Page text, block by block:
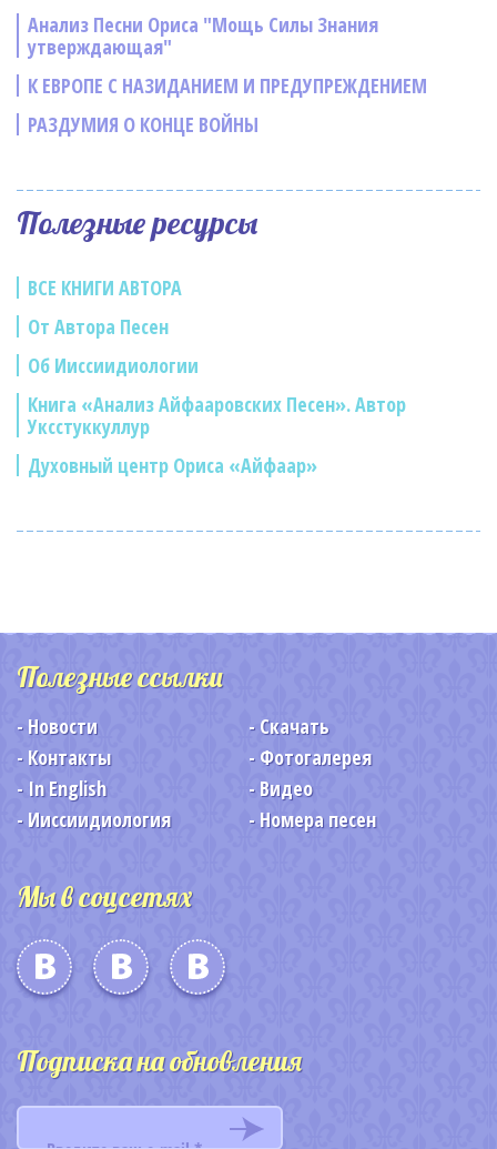
Анализ Песни Ориса "Мощь Силы Знания
утверждающая"
К ЕВРОПЕ С НАЗИДАНИЕМ И ПРЕДУПРЕЖДЕНИЕМ
РАЗДУМИЯ О КОНЦЕ ВОЙНЫ
Полезные ресурсы
ВСЕ КНИГИ АВТОРА
От Автора Песен
Об Ииссиидиологии
Книга «Анализ Айфааровских Песен». Автор
Уксстуккуллур
Духовный центр Ориса «Айфаар»
Полезные ссылки
Новости
Скачать
Контакты
Фотогалерея
In English
Видео
Ииссиидиология
Номера песен
Мы в соцсетях
Подписка на обновления